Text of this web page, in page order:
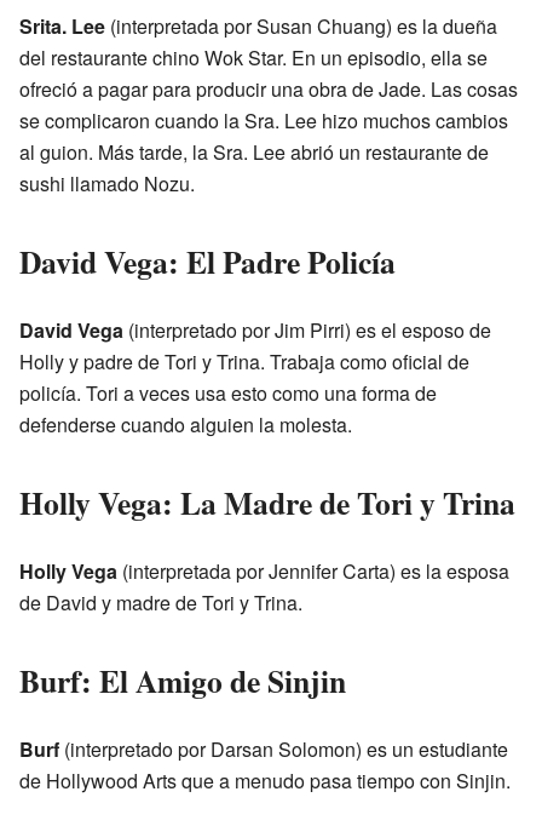
Srita. Lee (interpretada por Susan Chuang) es la dueña
del restaurante chino Wok Star. En un episodio, ella se
ofreció a pagar para producir una obra de Jade. Las cosas
se complicaron cuando la Sra. Lee hizo muchos cambios
al guion. Más tarde, la Sra. Lee abrió un restaurante de
sushi llamado Nozu.
David Vega: El Padre Policía
David Vega (interpretado por Jim Pirri) es el esposo de
Holly y padre de Tori y Trina. Trabaja como oficial de
policía. Tori a veces usa esto como una forma de
defenderse cuando alguien la molesta.
Holly Vega: La Madre de Tori y Trina
Holly Vega (interpretada por Jennifer Carta) es la esposa
de David y madre de Tori y Trina.
Burf: El Amigo de Sinjin
Burf (interpretado por Darsan Solomon) es un estudiante
de Hollywood Arts que a menudo pasa tiempo con Sinjin.